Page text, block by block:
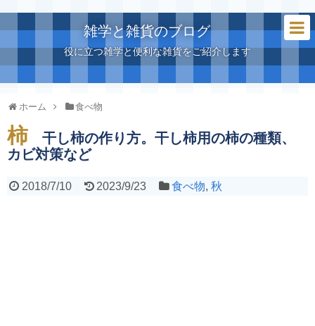
雑学と雑貨のブログ
役に立つ雑学と便利な雑貨をご紹介します
ホーム 食べ物
柿 干し柿の作り方。干し柿用の柿の種類、
カビ対策など
2018/7/10 2023/9/23 食べ物,秋